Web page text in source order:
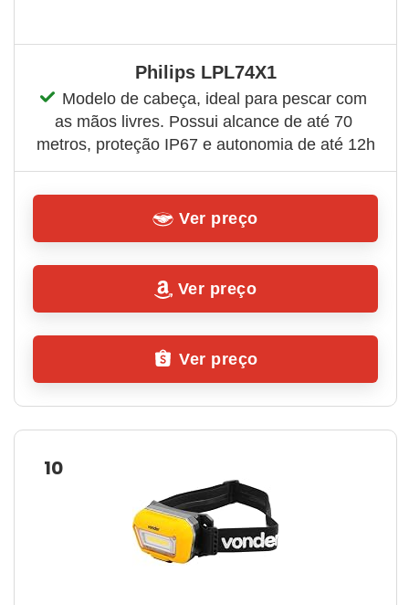
Philips LPL74X1
Modelo de cabeça, ideal para pescar com
as mãos livres. Possui alcance de até 70
metros, proteção IP67 e autonomia de até 12h
Ver preço
Ver preço
Ver preço
10